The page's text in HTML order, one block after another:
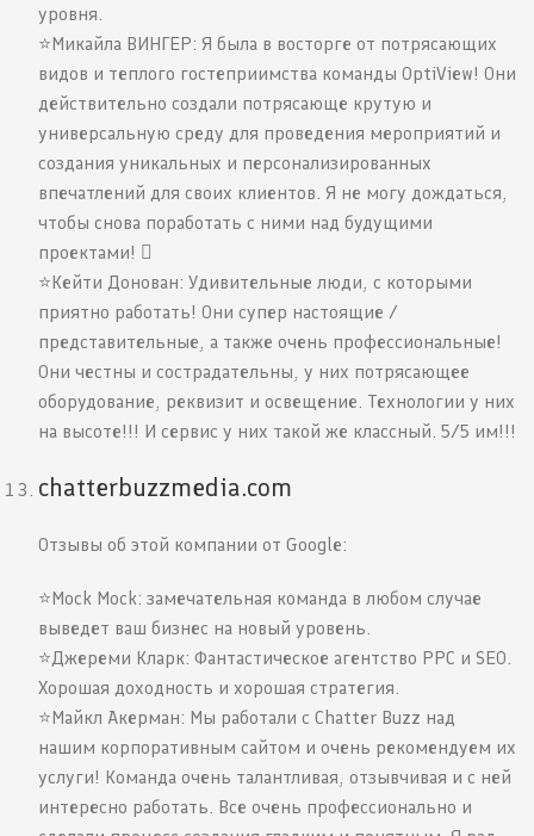
уровня.
⭐️Микайла ВИНГЕР: Я была в восторге от потрясающих
видов и теплого гостеприимства команды OptiView! Они
действительно создали потрясающе крутую и
универсальную среду для проведения мероприятий и
создания уникальных и персонализированных
впечатлений для своих клиентов. Я не могу дождаться,
чтобы снова поработать с ними над будущими
проектами! 
⭐️Кейти Донован: Удивительные люди, с которыми
приятно работать! Они супер настоящие /
представительные, а также очень профессиональные!
Они честны и сострадательны, у них потрясающее
оборудование, реквизит и освещение. Технологии у них
на высоте!!! И сервис у них такой же классный. 5/5 им!!!
chatterbuzzmedia.com
Отзывы об этой компании от Google:
⭐️Mock Mock: замечательная команда в любом случае
выведет ваш бизнес на новый уровень.
⭐️Джереми Кларк: Фантастическое агентство PPC и SEO.
Хорошая доходность и хорошая стратегия.
⭐️Майкл Акерман: Мы работали с Chatter Buzz над
нашим корпоративным сайтом и очень рекомендуем их
услуги! Команда очень талантливая, отзывчивая и с ней
интересно работать. Все очень профессионально и